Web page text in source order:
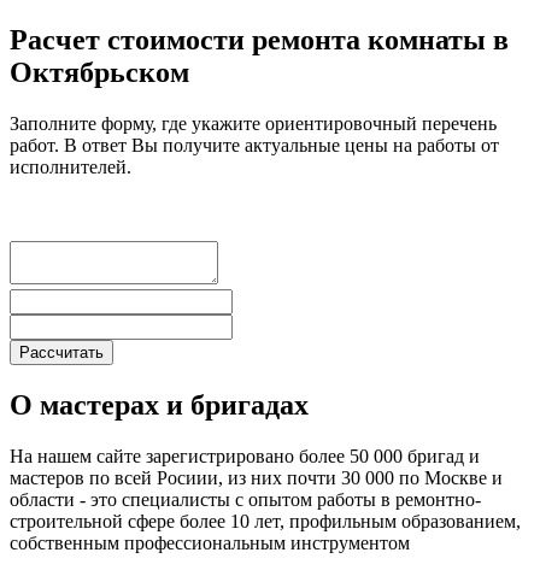
Расчет стоимости ремонта комнаты в
Октябрьском
Заполните форму, где укажите ориентировочный перечень
работ. В ответ Вы получите актуальные цены на работы от
исполнителей.
О мастерах и бригадах
На нашем сайте зарегистрировано более 50 000 бригад и
мастеров по всей Росиии, из них почти 30 000 по Москве и
области - это специалисты с опытом работы в ремонтно-
строительной сфере более 10 лет, профильным образованием,
собственным профессиональным инструментом